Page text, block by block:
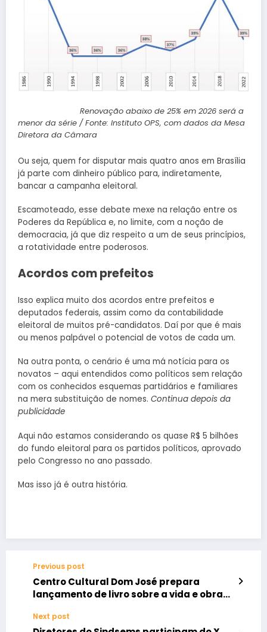
Renovação abaixo de 25% em 2026 será a
menor da série / Fonte: Instituto OPS, com dados da Mesa
Diretora da Câmara
Ou seja, quem for disputar mais quatro anos em Brasília
já parte com dinheiro público para, indiretamente,
bancar a campanha eleitoral.
Escamoteado, esse debate mexe na relação entre os
Poderes da República e, no limite, com a noção de
democracia, já que diz respeito a um de seus princípios,
a rotatividade entre poderosos.
Acordos com prefeitos
Isso explica muito dos acordos entre prefeitos e
deputados federais, assim como da contabilidade
eleitoral de muitos pré-candidatos. Daí por que é mais
ou menos palpável o potencial de votos de cada um.
Na outra ponta, o cenário é uma má notícia para os
novatos – aqui entendidos como políticos sem relação
com os conhecidos esquemas partidários e familiares
na mera substituição de nomes. Continua depois da
publicidade
Aqui não estamos considerando os quase R$ 5 bilhões
do fundo eleitoral para os partidos políticos, aprovado
pelo Congresso no ano passado.
Mas isso já é outra história.
Previous post
Centro Cultural Dom José prepara
lançamento de livro sobre a vida e obra
Next post